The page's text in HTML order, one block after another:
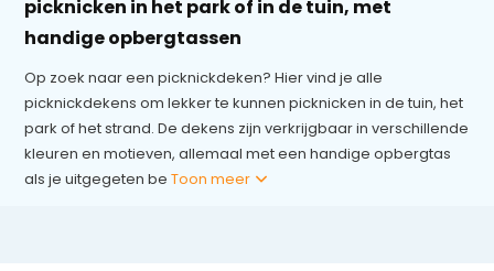
picknicken in het park of in de tuin, met
handige opbergtassen
Op zoek naar een picknickdeken? Hier vind je alle
picknickdekens om lekker te kunnen picknicken in de tuin, het
park of het strand. De dekens zijn verkrijgbaar in verschillende
kleuren en motieven, allemaal met een handige opbergtas
als je uitgegeten beToon meer